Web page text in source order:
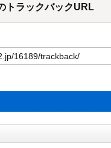
トラックバックURL